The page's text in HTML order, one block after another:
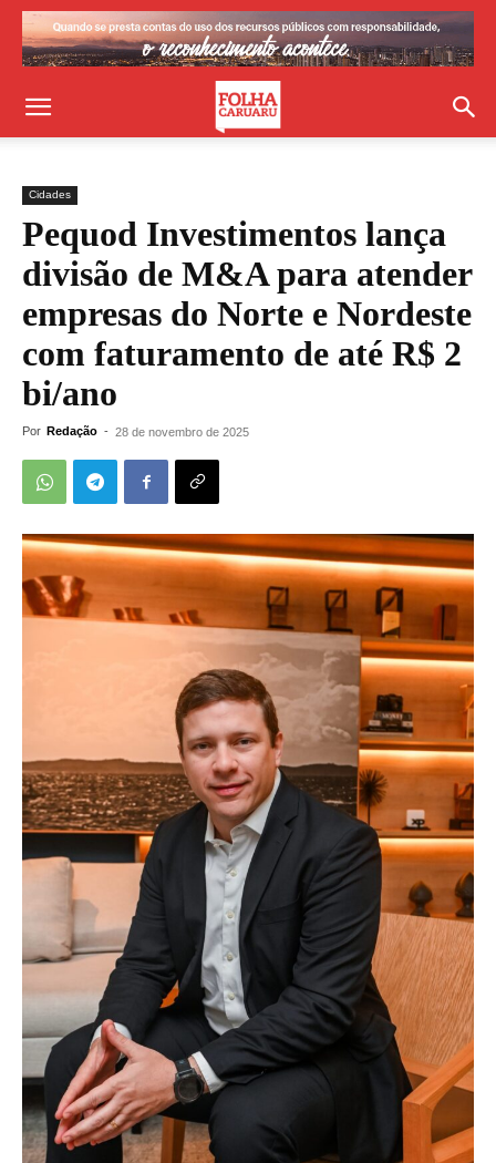
Cidades
Pequod Investimentos lança
divisão de M&A para atender
empresas do Norte e Nordeste
com faturamento de até R$ 2
bi/ano
Por Redação - 28 de novembro de 2025